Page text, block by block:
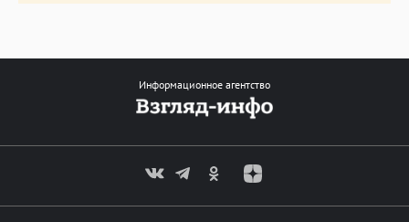
Информационное агентство